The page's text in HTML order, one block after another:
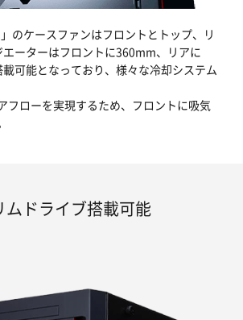
のケースファンはフロントとトップ、リ
ーターはフロントに360mm、リアに
可能となっており、様々な冷却システム
フローを実現するため、フロントに吸気
ムドライブ搭載可能